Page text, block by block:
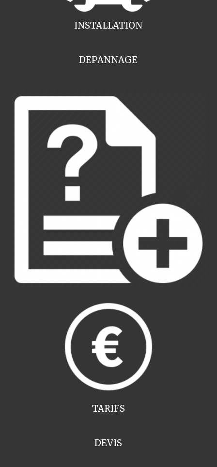
INSTALLATION
DEPANNAGE
TARIFS
DEVIS